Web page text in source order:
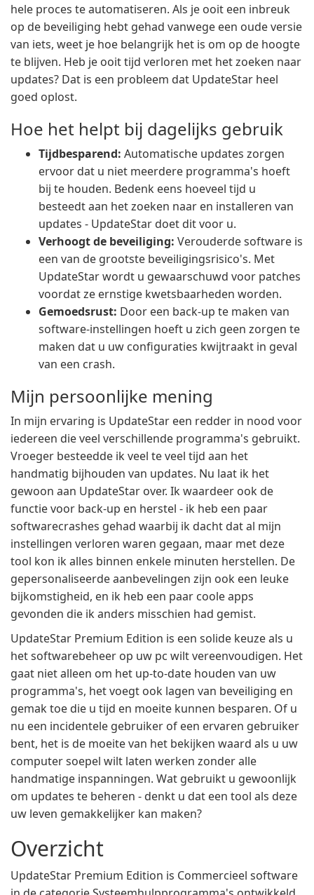
hele proces te automatiseren. Als je ooit een inbreuk
op de beveiliging hebt gehad vanwege een oude versie
van iets, weet je hoe belangrijk het is om op de hoogte
te blijven. Heb je ooit tijd verloren met het zoeken naar
updates? Dat is een probleem dat UpdateStar heel
goed oplost.
Hoe het helpt bij dagelijks gebruik
Tijdbesparend: Automatische updates zorgen
ervoor dat u niet meerdere programma's hoeft
bij te houden. Bedenk eens hoeveel tijd u
besteedt aan het zoeken naar en installeren van
updates - UpdateStar doet dit voor u.
Verhoogt de beveiliging: Verouderde software is
een van de grootste beveiligingsrisico's. Met
UpdateStar wordt u gewaarschuwd voor patches
voordat ze ernstige kwetsbaarheden worden.
Gemoedsrust: Door een back-up te maken van
software-instellingen hoeft u zich geen zorgen te
maken dat u uw configuraties kwijtraakt in geval
van een crash.
Mijn persoonlijke mening
In mijn ervaring is UpdateStar een redder in nood voor
iedereen die veel verschillende programma's gebruikt.
Vroeger besteedde ik veel te veel tijd aan het
handmatig bijhouden van updates. Nu laat ik het
gewoon aan UpdateStar over. Ik waardeer ook de
functie voor back-up en herstel - ik heb een paar
softwarecrashes gehad waarbij ik dacht dat al mijn
instellingen verloren waren gegaan, maar met deze
tool kon ik alles binnen enkele minuten herstellen. De
gepersonaliseerde aanbevelingen zijn ook een leuke
bijkomstigheid, en ik heb een paar coole apps
gevonden die ik anders misschien had gemist.
UpdateStar Premium Edition is een solide keuze als u
het softwarebeheer op uw pc wilt vereenvoudigen. Het
gaat niet alleen om het up-to-date houden van uw
programma's, het voegt ook lagen van beveiliging en
gemak toe die u tijd en moeite kunnen besparen. Of u
nu een incidentele gebruiker of een ervaren gebruiker
bent, het is de moeite van het bekijken waard als u uw
computer soepel wilt laten werken zonder alle
handmatige inspanningen. Wat gebruikt u gewoonlijk
om updates te beheren - denkt u dat een tool als deze
uw leven gemakkelijker kan maken?
Overzicht
UpdateStar Premium Edition is Commercieel software